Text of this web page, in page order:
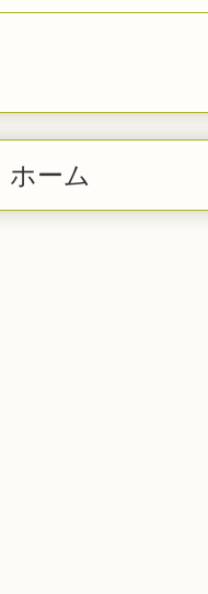
ホーム